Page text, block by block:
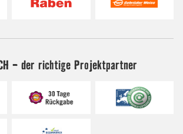
- der richtige Projektpartner